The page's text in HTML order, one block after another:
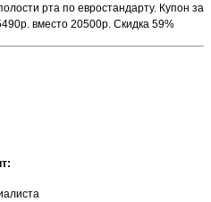
рта по евростандарту. Купон за
вместо 20500р. Скидка 59%